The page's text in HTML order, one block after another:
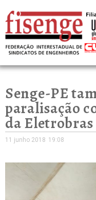
Senge-PE
paralisação
da Eletrobras
11 junho 2018 19:08